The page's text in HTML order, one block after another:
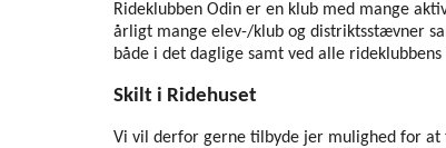
Rideklubben Odin er en klub med mange
årligt mange elev-/klub og distriktsstævner
både i det daglige samt ved alle
Skilt i Ridehuset
Vi vil derfor gerne tilbyde jer mulighed for at